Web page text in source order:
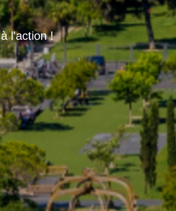
l'action !